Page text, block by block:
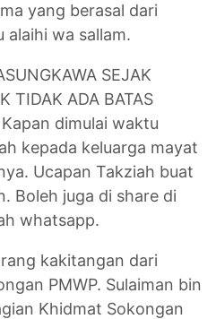
yang berasal dari
alaihi wa sallam.
SEJAK
TIDAK ADA BATAS
dimulai waktu
kepada keluarga mayat
Ucapan Takziah buat
Boleh juga di share di
whatsapp.
kakitangan dari
PMWP. Sulaiman bin
Khidmat Sokongan